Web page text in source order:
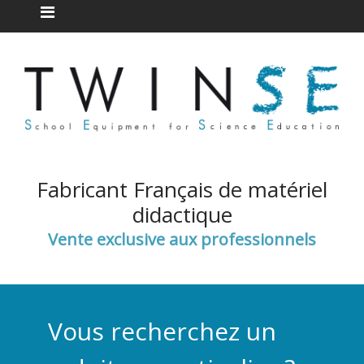
Fabricant Français de matériel
didactique
Vente exclusive aux professionnels
Vous recherchez un